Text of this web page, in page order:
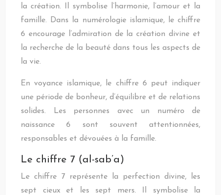
la création. Il symbolise l’harmonie, l’amour et la
famille. Dans la numérologie islamique, le chiffre
6 encourage l’admiration de la création divine et
la recherche de la beauté dans tous les aspects de
la vie.
En voyance islamique, le chiffre 6 peut indiquer
une période de bonheur, d’équilibre et de relations
solides. Les personnes avec un numéro de
naissance 6 sont souvent attentionnées,
responsables et dévouées à la famille.
Le chiffre 7 (al-sab’a)
Le chiffre 7 représente la perfection divine, les
sept cieux et les sept mers. Il symbolise la